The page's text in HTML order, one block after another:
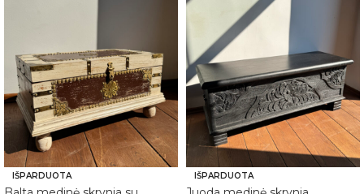
IŠPARDUOTA IŠPARDUOTA